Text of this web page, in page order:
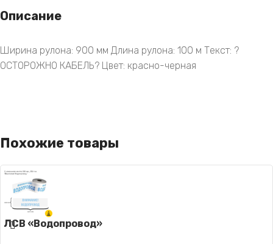
Описание
Ширина рулона: 900 мм Длина рулона: 100 м Текст: ?
ОСТОРОЖНО КАБЕЛЬ? Цвет: красно-черная
Похожие товары
ЛСВ «Водопровод»